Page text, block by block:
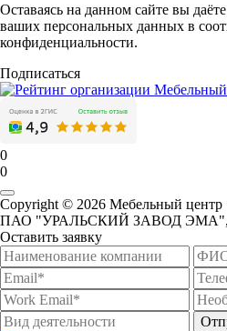
Оставаясь на данном сайте вы
ваших персональных данных в
конфиденциальности.
Подписаться
0
0
Copyright © 2026 Мебельный
ПАО "УРАЛЬСКИЙ ЗАВОД ЭМА",
Оставить заявку